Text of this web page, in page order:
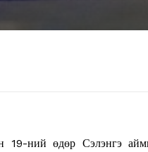
19-ний өдөр Сэлэнгэ